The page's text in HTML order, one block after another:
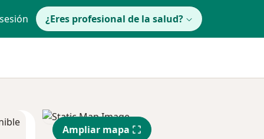
¿Eres profesional de la salud?
Ampliar mapa